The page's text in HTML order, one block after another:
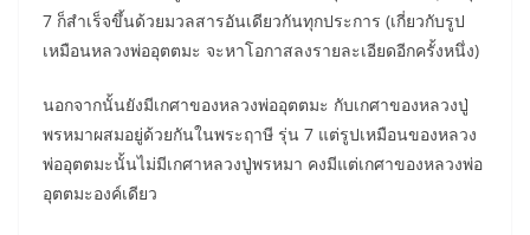
7 ก็สำเร็จขึ้นด้วยมวลสารอันเดียวกันทุกประการ (เกี่ยวกับรูป
เหมือนหลวงพ่ออุตตมะ จะหาโอกาสลงรายละเอียดอีกครั้งหนึ่ง)
นอกจากนั้นยังมีเกศาของหลวงพ่ออุตตมะ กับเกศาของหลวงปู่
พรหมาผสมอยู่ด้วยกันในพระฤาษี รุ่น 7 แต่รูปเหมือนของหลวง
พ่ออุตตมะนั้นไม่มีเกศาหลวงปู่พรหมา คงมีแต่เกศาของหลวงพ่อ
อุตตมะองค์เดียว